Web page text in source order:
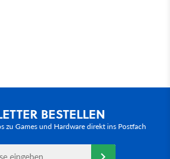
BESTELLEN
zu Games und Hardware direkt ins Postfach